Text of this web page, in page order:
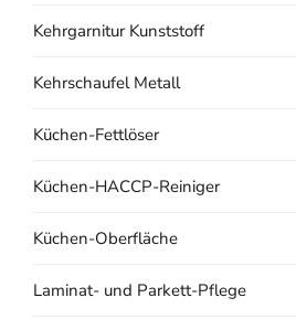
Kehrgarnitur Kunststoff
Kehrschaufel Metall
Küchen-Fettlöser
Küchen-HACCP-Reiniger
Küchen-Oberfläche
Laminat- und Parkett-Pflege